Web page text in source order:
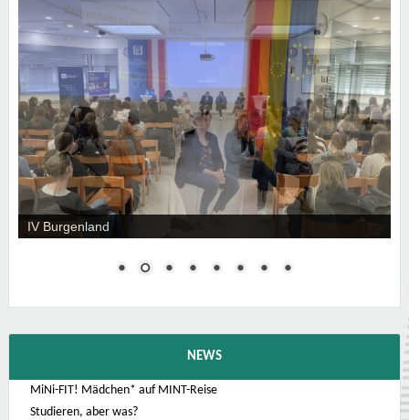
IV Burgenland / Sarah Tesch
NEWS
MiNi-FIT! Mädchen* auf MINT-Reise
Studieren, aber was?